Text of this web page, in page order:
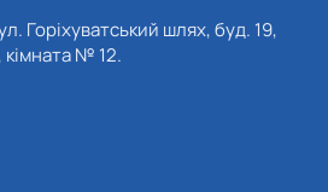
Горіхуватський шлях, буд. 19,
№ 12.